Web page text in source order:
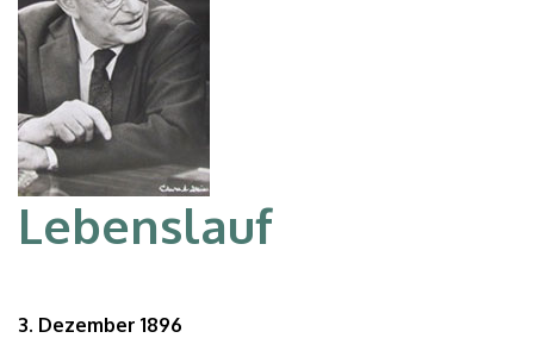
Lebenslauf
3. Dezember 1896